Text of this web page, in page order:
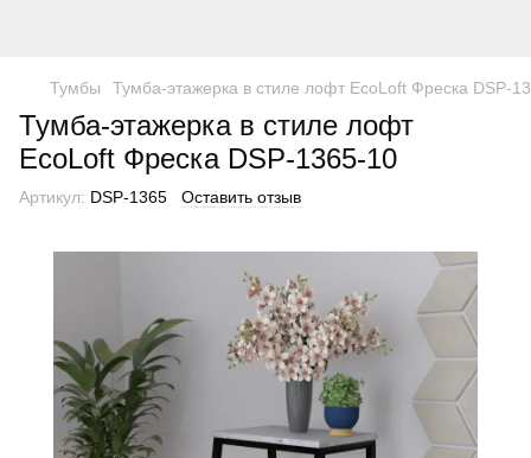
Тумбы Тумба-этажерка в стиле лофт EcoLoft Фреска DSP-
Тумба-этажерка в стиле лофт
EcoLoft Фреска DSP-1365-10
Артикул: DSP-1365 Оставить отзыв